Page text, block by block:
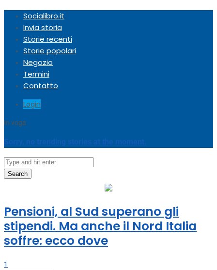
Socialibro.it
Invia storia
Storie recenti
Storie popolari
Negozio
Termini
Contatto
Login
In voga
Sorry, no trending stories at the moment.
Search
Pensioni, al Sud superano gli
stipendi. Ma anche il Nord Italia
soffre: ecco dove
1